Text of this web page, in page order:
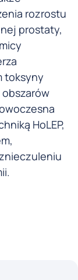
rozrostu
prostaty,
toksyny
HoLEP,